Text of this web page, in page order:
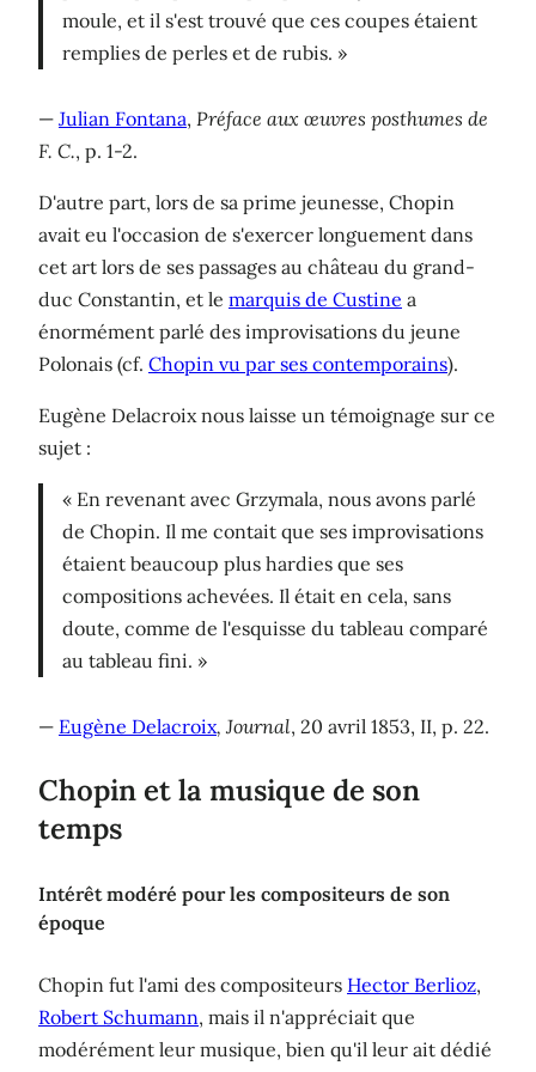
moule, et il s'est trouvé que ces coupes étaient
remplies de perles et de rubis. »
— Julian Fontana, Préface aux œuvres posthumes de
F. C., p. 1-2.
D'autre part, lors de sa prime jeunesse, Chopin
avait eu l'occasion de s'exercer longuement dans
cet art lors de ses passages au château du grand-
duc Constantin, et le marquis de Custine a
énormément parlé des improvisations du jeune
Polonais (cf. Chopin vu par ses contemporains).
Eugène Delacroix nous laisse un témoignage sur ce
sujet :
« En revenant avec Grzymala, nous avons parlé
de Chopin. Il me contait que ses improvisations
étaient beaucoup plus hardies que ses
compositions achevées. Il était en cela, sans
doute, comme de l'esquisse du tableau comparé
au tableau fini. »
— Eugène Delacroix, Journal, 20 avril 1853, II, p. 22.
Chopin et la musique de son
temps
Intérêt modéré pour les compositeurs de son
époque
Chopin fut l'ami des compositeurs Hector Berlioz,
Robert Schumann, mais il n'appréciait que
modérément leur musique, bien qu'il leur ait dédié